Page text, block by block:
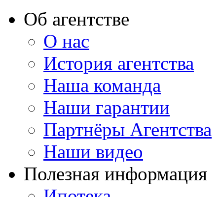
Об агентстве
О нас
История агентства
Наша команда
Наши гарантии
Партнёры Агентства
Наши видео
Полезная информация